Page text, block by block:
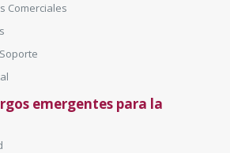
Comerciales
emergentes para la